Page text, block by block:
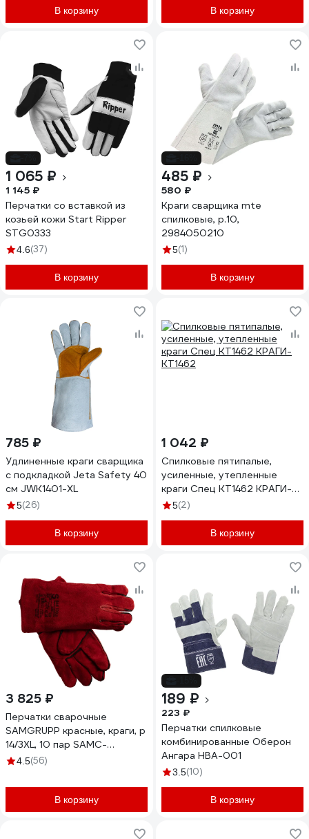
В корзину В корзину
1 065 ₽
1 145 ₽
Перчатки со вставкой из
козьей кожи Start Ripper
STG0333
4.6(37)
В корзину
485 ₽
580 ₽
Краги сварщика mte
спилковые, р.10,
2984050210
5(1)
В корзину
785 ₽
Удлиненные краги сварщика
с подкладкой Jeta Safety 40
см JWK1401-XL
5(26)
В корзину
1 042 ₽
Спилковые пятипалые,
усиленные, утепленные
краги Спец KT1462 КРАГИ-
KT1462
5(2)
В корзину
3 825 ₽
Перчатки сварочные
SAMGRUPP красные, краги, р
14/3XL, 10 пар SAMC-
070000001-10
4.5(56)
В корзину
189 ₽
223 ₽
Перчатки спилковые
комбинированные Оберон
Ангара HBA-001
3.5(10)
В корзину